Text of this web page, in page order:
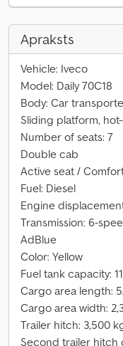
Apraksts
Vehicle: Iveco
Model: Daily 70C18
Body: Car
Sliding platform,
Number of seats: 7
Double cab
Active seat /
Fuel: Diesel
Engine
Transmission: 6-
AdBlue
Color: Yellow
Fuel tank capacity:
Cargo area length:
Cargo area width:
Trailer hitch: 3,500
Second trailer hitch